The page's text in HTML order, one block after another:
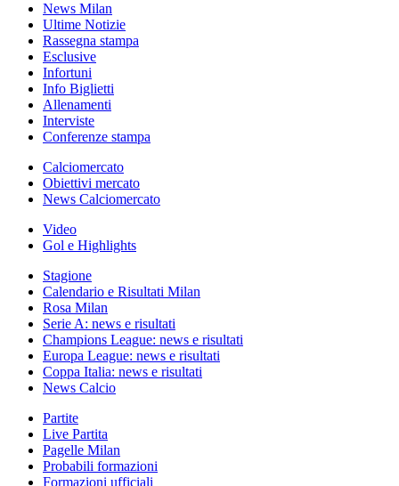
News Milan
Ultime Notizie
Rassegna stampa
Esclusive
Infortuni
Info Biglietti
Allenamenti
Interviste
Conferenze stampa
Calciomercato
Obiettivi mercato
News Calciomercato
Video
Gol e Highlights
Stagione
Calendario e Risultati Milan
Rosa Milan
Serie A: news e risultati
Champions League: news e risultati
Europa League: news e risultati
Coppa Italia: news e risultati
News Calcio
Partite
Live Partita
Pagelle Milan
Probabili formazioni
Formazioni ufficiali